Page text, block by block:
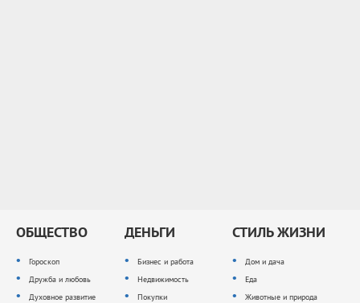
ОБЩЕСТВО
Гороскоп
Дружба и любовь
Духовное развитие
ДЕНЬГИ
Бизнес и работа
Недвижимость
Покупки
СТИЛЬ ЖИЗНИ
Дом и дача
Еда
Животные и природа